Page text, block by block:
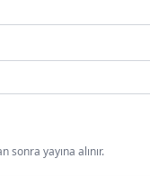
sonra yayına alınır.